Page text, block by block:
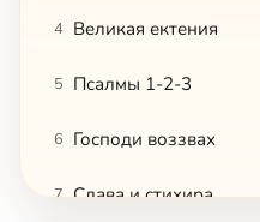
4 Великая ектения
5 Псалмы 1-2-3
6 Господи воззвах
7 Слава и стихира